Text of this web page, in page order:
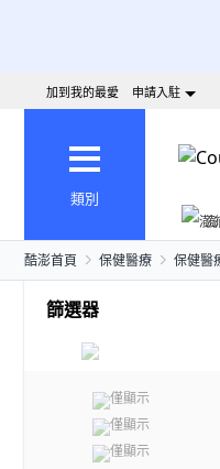
加到我的最愛 申請入駐
類別
酷澎首頁 保健醫療 保健醫
篩選器
僅顯示
僅顯示
僅顯示